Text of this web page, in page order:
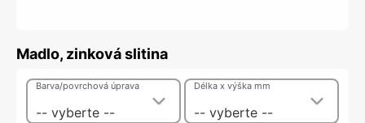
Madlo, zinková slitina
-- vyberte --
Barva/povrchová úprava
-- vyberte --
Délka x výška mm